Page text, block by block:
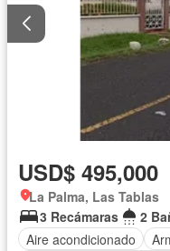
USD$ 495,000
La Palma, Las Tablas
3 Recámaras
2
Aire acondicionado